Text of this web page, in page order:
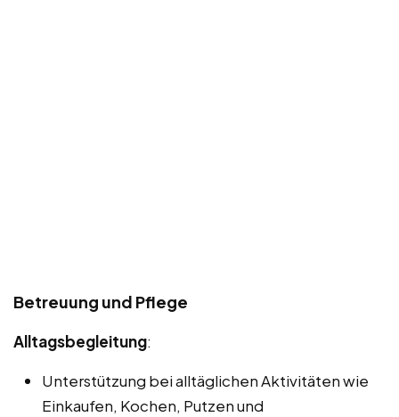
Betreuung und Pflege
Alltagsbegleitung:
Unterstützung bei alltäglichen Aktivitäten wie
Einkaufen, Kochen, Putzen und